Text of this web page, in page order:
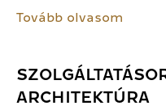
Tovább olvasom
ARCHITEKTÚRA